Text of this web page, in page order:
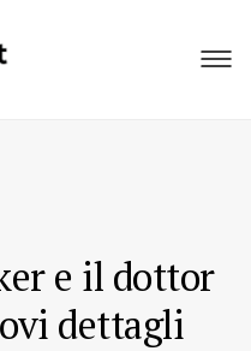
e il dottor
dettagli